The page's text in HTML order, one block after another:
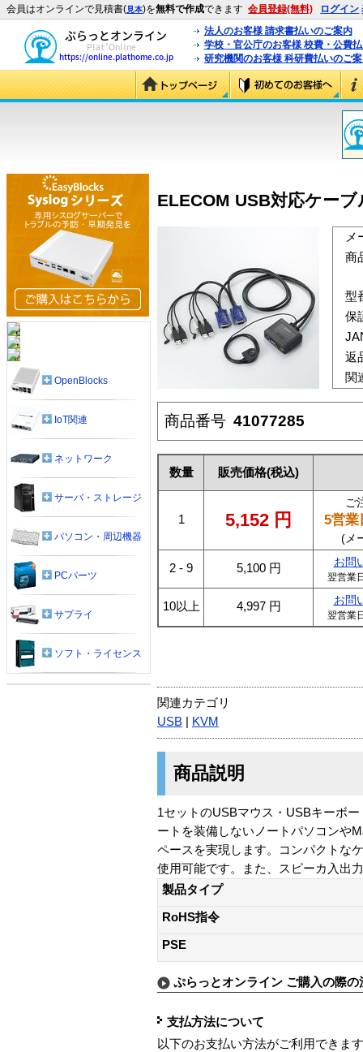
会員はオンラインで見積書(見本)を無料で作成できます 会員登録(無料) ログイン
法人のお客様 請求書払いのご案内
学校・官公庁のお客様 校費・公費
研究機関のお客様 科研費払いのご
ELECOM USB対応ケー
メ
商
型
保
返
関
商品番号 41077285
数量 販売価格(税込)
1 5,152 円
ご
5営業
(メ
2 - 9 5,100 円 お問
翌営業
10以上 4,997 円 お問
翌営業
関連カテゴリ
USB
KVM
商品説明
1セットのUSBマウス・USBキーボ
ートを装備しないノートパソコンや
ペースを実現します。コンパクトな
使用可能です。また、スピーカ入出
製品タイプ
RoHS指令
PSE
ぷらっとオンライン ご購入の際の
支払方法について
以下のお支払い方法がご利用できます
OpenBlocks
IoT関連
ネットワーク
サーバ・ストレージ
パソコン・周辺機器
PCパーツ
サプライ
ソフト・ライセンス